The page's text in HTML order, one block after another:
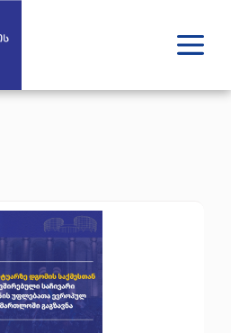
მედია
დახმარება
GEEN